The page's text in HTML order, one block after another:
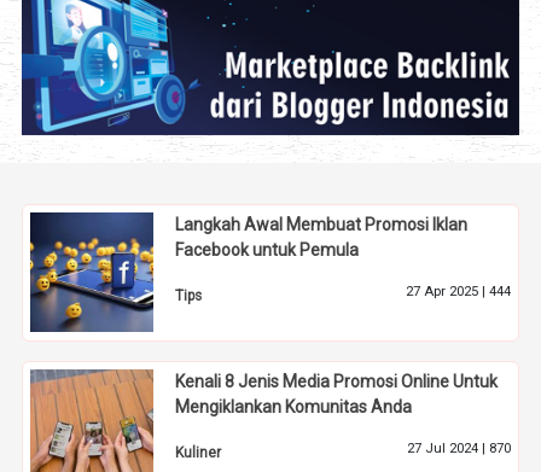
Langkah Awal Membuat Promosi Iklan
Facebook untuk Pemula
Tips 27 Apr 2025 | 444
Kenali 8 Jenis Media Promosi Online Untuk
Mengiklankan Komunitas Anda
Kuliner 27 Jul 2024 | 870